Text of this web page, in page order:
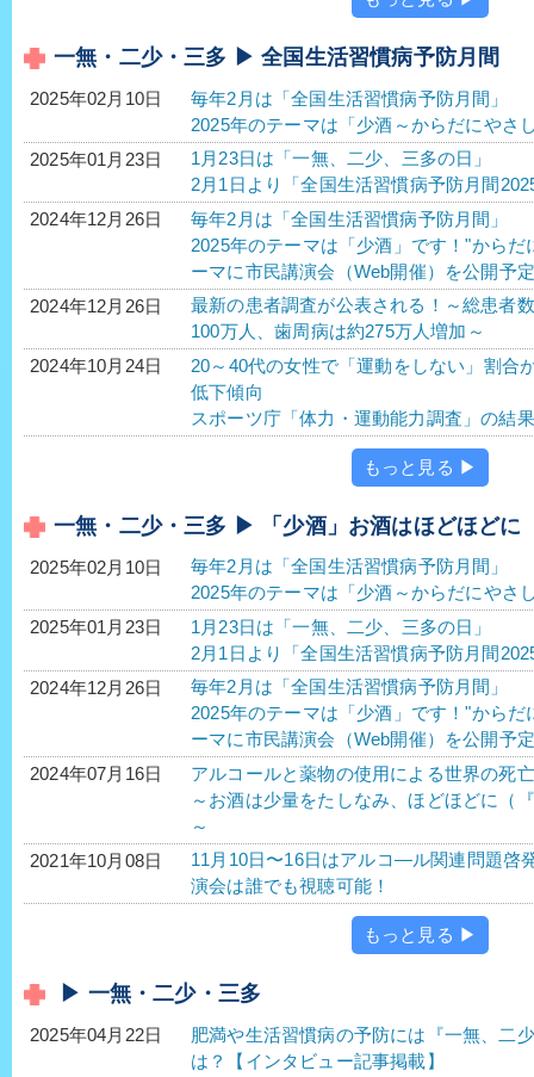
一無・二少・三多 ▶ 全国生活習慣病予防月間
2025年02月10日
毎年2月は「全国生活習慣病予防月間」
2025年のテーマは「少酒～からだにやさ
2025年01月23日
1月23日は「一無、二少、三多の日」
2月1日より「全国生活習慣病予防月間
2024年12月26日
毎年2月は「全国生活習慣病予防月間」
2025年のテーマは「少酒」です！"から
ーマに市民講演会（Web開催）を公開予定
2024年12月26日
最新の患者調査が公表される！～総患者
100万人、歯周病は約275万人増加～
2024年10月24日
20～40代の女性で「運動をしない」割合
低下傾向
スポーツ庁「体力・運動能力調査」の結果
もっと見る ▶
一無・二少・三多 ▶ 「少酒」お酒はほどほどに
2025年02月10日
毎年2月は「全国生活習慣病予防月間」
2025年のテーマは「少酒～からだにやさ
2025年01月23日
1月23日は「一無、二少、三多の日」
2月1日より「全国生活習慣病予防月間
2024年12月26日
毎年2月は「全国生活習慣病予防月間」
2025年のテーマは「少酒」です！"から
ーマに市民講演会（Web開催）を公開予定
2024年07月16日
アルコールと薬物の使用による世界の
～お酒は少量をたしなみ、ほどほどに（
～
2021年10月08日
11月10日〜16日はアルコ―ル関連問題啓
演会は誰でも視聴可能！
もっと見る ▶
▶ 一無・二少・三多
2025年04月22日
肥満や生活習慣病の予防には『一無、二
は？【インタビュー記事掲載】